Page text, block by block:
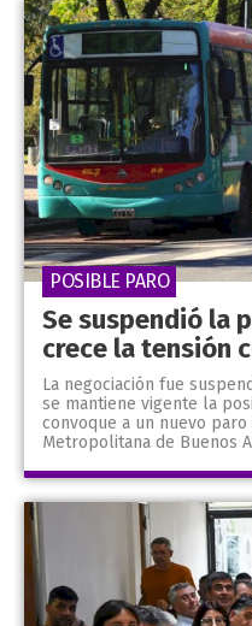
Se suspendió la
crece la tensión
La negociación fue
se mantiene vigente la
convoque a un nuevo
Metropolitana de Buenos
POSIBLE PARO